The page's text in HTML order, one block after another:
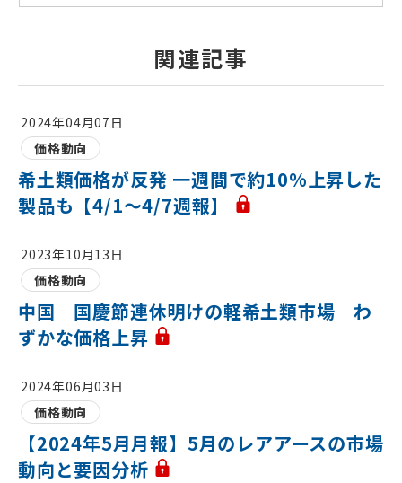
関連記事
2024年04月07日
価格動向
希土類価格が反発 一週間で約10%上昇した
製品も【4/1～4/7週報】
2023年10月13日
価格動向
中国 国慶節連休明けの軽希土類市場 わ
ずかな価格上昇
2024年06月03日
価格動向
【2024年5月月報】5月のレアアースの市場
動向と要因分析